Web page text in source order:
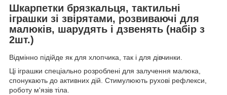
Шкарпетки брязкальця, тактильні
іграшки зі звірятами, розвиваючі для
малюків, шарудять і дзвенять (набір з
2шт.)
Відмінно підійде як для хлопчика, так і для дівчинки.
Ці іграшки спеціально розроблені для залучення малюка,
спонукають до активних дій. Стимулюють рухові рефлекси,
роботу м'язів тіла.